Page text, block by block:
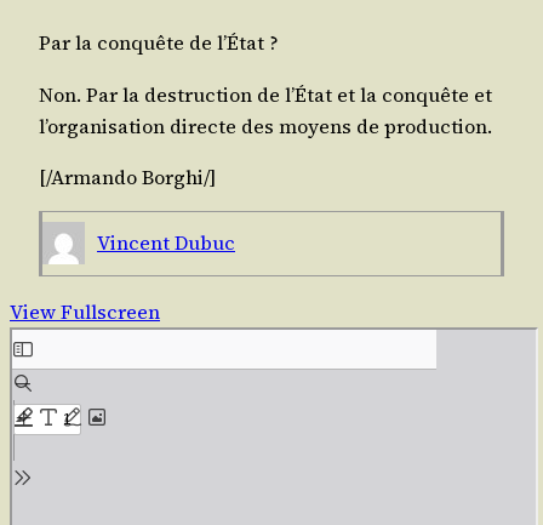
Par la conquête de l’État ?
Non. Par la des­truc­tion de l’É­tat et la conquête et
l’or­ga­ni­sa­tion directe des moyens de production.
[/​ArmandoBor­ghi/​]
Vincent Dubuc
View Fullscreen